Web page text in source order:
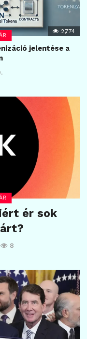
2,774
jelentése a
ér sok
8